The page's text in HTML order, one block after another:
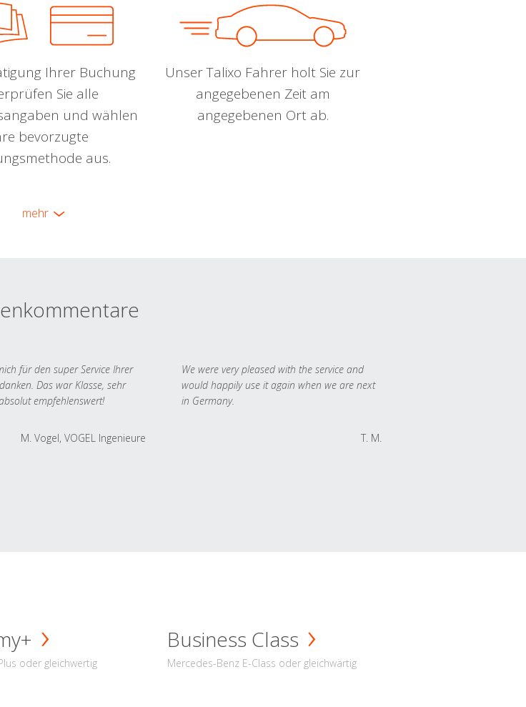
Ihrer Buchung
Sie alle
und wählen
bevorzugte
aus.
Unser Talixo Fahrer holt Sie zur
angegebenen Zeit am
angegebenen Ort ab.
mehr
für den super Service Ihrer
Das war Klasse, sehr
empfehlenswert!
M. Vogel, VOGEL Ingenieure
We were very pleased with the service and
would happily use it again when we are next
in Germany.
T. M.
oder gleichwertig
Business Class
Mercedes-Benz E-Class oder gleichwärtig